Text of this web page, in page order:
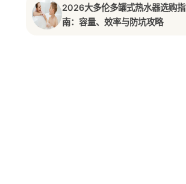
2026大多伦多罐式热水器选购指
南：容量、效率与防坑攻略